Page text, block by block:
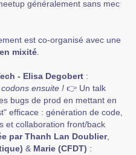
généralement sans mec
est co-organisé avec une
en mixité.
- Elisa Degobert :
ensuite ! 👉 Un talk
bugs de prod en mettant en
efficace : génération de code,
et collaboration front/back
par Thanh Lan Doublier,
& Marie (CFDT) :